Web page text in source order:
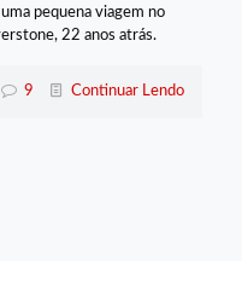
pequena viagem no
22 anos atrás.
9 Continuar Lendo